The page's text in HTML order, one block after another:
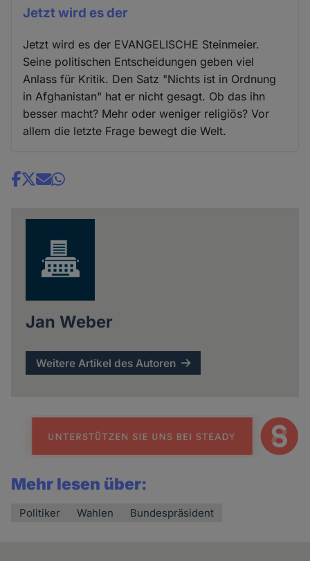
Jetzt wird es der
Jetzt wird es der EVANGELISCHE Steinmeier.
Seine politischen Entscheidungen geben viel
Anlass für Kritik. Den Satz "Nichts ist in Ordnung
in Afghanistan" hat er nicht gesagt. Ob das ihn
besser macht? Mehr oder weniger religiös? Vor
allem die letzte Frage bewegt die Welt.
Share
Jan Weber
Weitere Artikel des Autoren
Mehr lesen über:
Politiker Wahlen Bundespräsident